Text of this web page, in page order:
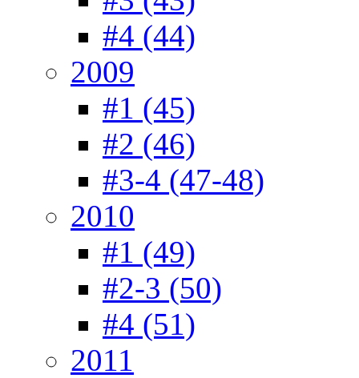
#4 (44)
2009
#1 (45)
#2 (46)
#3-4 (47-48)
2010
#1 (49)
#2-3 (50)
#4 (51)
2011